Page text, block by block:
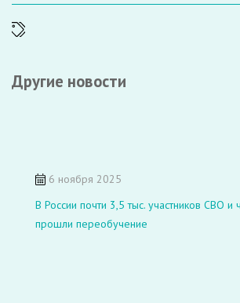
Другие новости
6 ноября 2025
В России почти 3,5 тыс. участников СВО и
прошли переобучение